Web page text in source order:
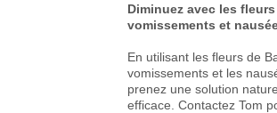
Diminuez avec les
vomissements et
En utilisant les fleurs de
vomissements et les
prenez une solution
efficace. Contactez Tom